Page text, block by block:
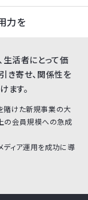
力を
活者にとって価
き寄せ、関係性を
ます。
賭けた新規事業の大
の会員規模への急成
ディア運用を成功に導